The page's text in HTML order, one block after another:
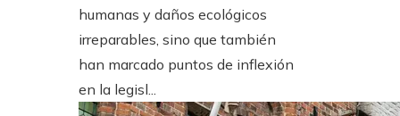
humanas y daños ecológicos
irreparables, sino que también
han marcado puntos de inflexión
en la legisl...